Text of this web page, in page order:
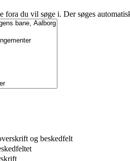
fora du vil søge i. Der søges
og beskedfelt